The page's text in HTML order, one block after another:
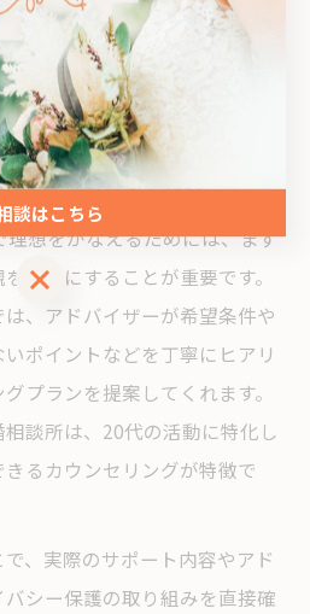
える20代女性の
理想をかなえる秘訣
想をかなえるためには、まず
明確にすることが重要です。
、アドバイザーが希望条件や
ポイントなどを丁寧にヒアリ
プランを提案してくれます。
談所は、20代の活動に特化し
るカウンセリングが特徴で
、実際のサポート内容やアド
シー保護の取り組みを直接確
談はこちら
談はこちら